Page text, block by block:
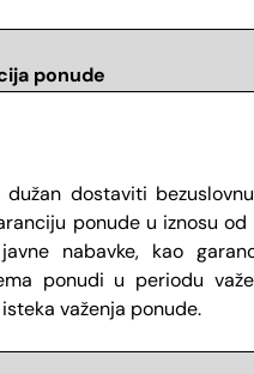
ponude
dužan dostaviti
ponude u iznosu
nabavke, kao
ponudi u periodu
važenja ponude.